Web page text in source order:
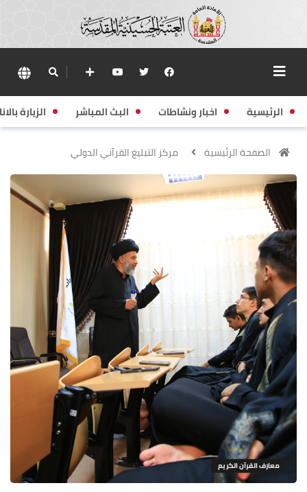
الرئيسية اخبار ونشاطات البث المباشر الزيارة
الصفحة الرئيسية مركز التبليغ القرآني الدولي
معارف القرآن الكريم